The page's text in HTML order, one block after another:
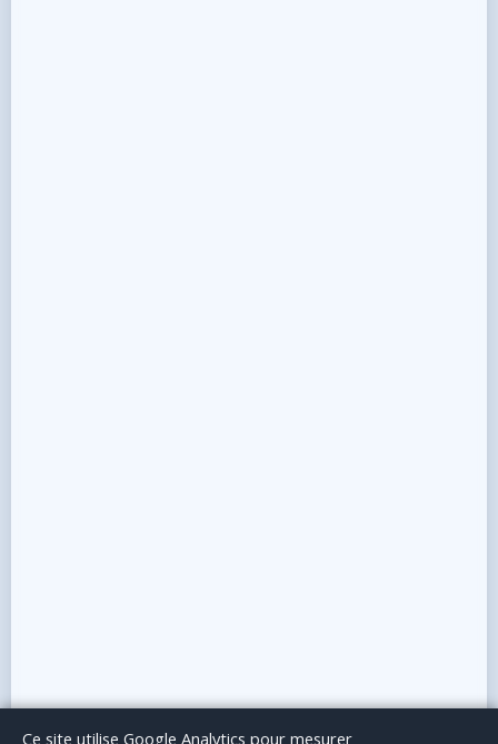
Le BlogPublicité Articles invitésMentions Légales
Ce site utilise Google Analytics pour mesurer